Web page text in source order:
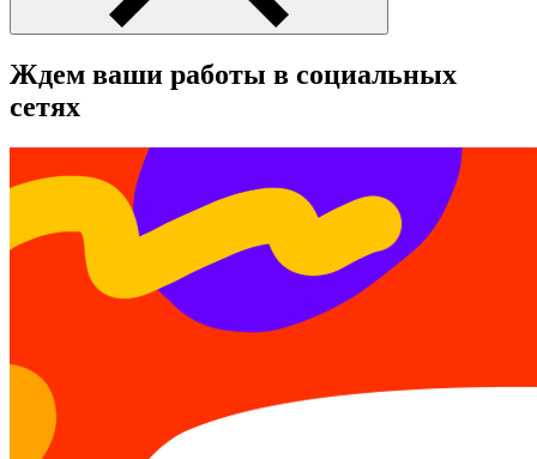
Ждем ваши работы в социальных
сетях